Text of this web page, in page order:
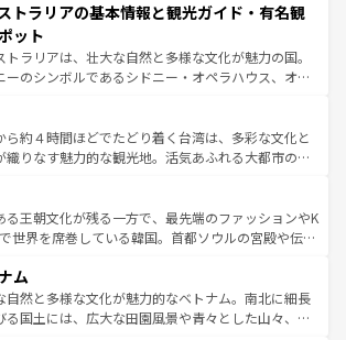
ューオーリンズでは、音楽と美食が融合した独特の
魅力。旅行者はアメリカの各地域で異なる魅力を楽
がら、その多様性と豊かな歴史を感じることができ
う。車でのロードトリップや列車の旅も、アメリカ
は見逃せない。また、定番の観光地といえばオアフ
、静かな自然を求めるならマウイ島やカウアイ島が
め。エメラルドグリーンに輝く海をはじめ、豊かな
歴史が息づいている。「アロハスピリット」と呼ば
おいしいローカルフードやハワイアンミュージッ
統的なフラダンスなど、すべてがハワイの魅力を彩
る。訪れるたびに新しい発見と感動が待っているハ
テンツ一覧
トラリアの基本情報と観光ガイド・有名観
ット
トラリアは、壮大な自然と多様な文化が魅力の国。
ーのシンボルであるシドニー・オペラハウス、オー
ーフや大陸中央部にそびえるウルル（エアーズロッ
タスマニアの美しい原生林やケアンズの熱帯雨林な
どころがたくさん。また、カフェやワイン、オージ
アクティビティも充実しており、サーフィンやダイ
、ハイキングなど、アウトドア好きにはたまらな
ーストラリアの多彩な魅力を存分に味わいつくそ
ほしい。
ら約４時間ほどでたどり着く台湾は、多彩な文化と
織りなす魅力的な観光地。活気あふれる大都市の台
静ひつな山岳地帯である台湾東部など、都市の喧騒
の静けさが共存しており、訪れる人に新しい発見と
もたらしてくれる。また、奥深い台湾の食文化も魅
いいと評判のスイーツなど、バラエティ豊かな料理
が味わえる。 なお、新着の台湾情報は コンテンツ一覧を参
ほしい。
る王朝文化が残る一方で、最先端のファッションやK
世界を席巻している韓国。首都ソウルの宮殿や伝統
方に足を延ばせば四季折々の自然美を楽しむことが
。そして、キムチや焼肉、絶品のストリートフード
さまざまな韓国料理が待っている。夜には、韓国な
ム
自然と多様な文化が魅力的なベトナム。南北に細長
る国土には、広大な田園風景や青々とした山々、世